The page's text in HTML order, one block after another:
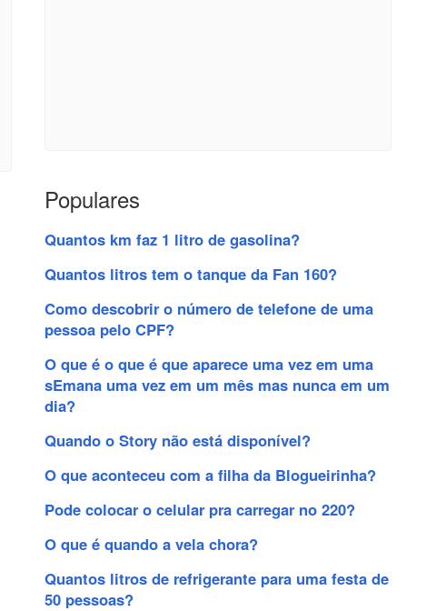
Populares
Quantos km faz 1 litro de gasolina?
Quantos litros tem o tanque da Fan 160?
Como descobrir o número de telefone de uma
pessoa pelo CPF?
O que é o que é que aparece uma vez em uma
sEmana uma vez em um mês mas nunca em um
dia?
Quando o Story não está disponível?
O que aconteceu com a filha da Blogueirinha?
Pode colocar o celular pra carregar no 220?
O que é quando a vela chora?
Quantos litros de refrigerante para uma festa de
50 pessoas?